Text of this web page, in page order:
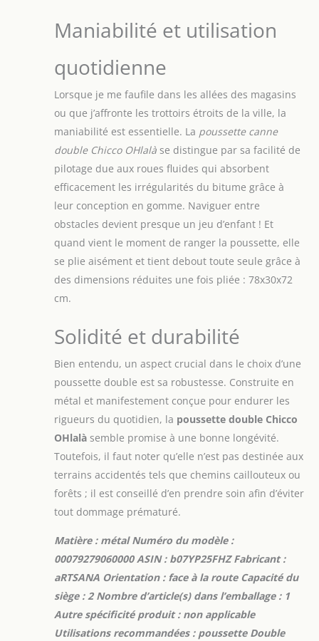
protection adéquate
compris contre les
rayons du soleil
protection UV / UPF
50+ GRAND
COMPARTIMENT DE
RANGEMENT : le
compartiment de
rangement unifié
offre encore plus de
confort aux parents
et peut également
être utilisé pour
ranger des objets
NAISSANCE À L'ÂGE
ADULTE : La
poussette Chicco
Ohlalà Twin est
les enfants de la
naissance jusqu'à
un poids maximal
de 18 kg (siège 15
kg + panier 3 kg)
Maniabilité et utilisation
quotidienne
Lorsque je me faufile dans les allées des magasins
ou que j’affronte les trottoirs étroits de la ville, la
maniabilité est essentielle. La poussette canne
double Chicco OHlalà se distingue par sa facilité de
pilotage due aux roues fluides qui absorbent
efficacement les irrégularités du bitume grâce à
leur conception en gomme. Naviguer entre
obstacles devient presque un jeu d’enfant ! Et
quand vient le moment de ranger la poussette, elle
se plie aisément et tient debout toute seule grâce à
des dimensions réduites une fois pliée : 78x30x72
cm.
Solidité et durabilité
Bien entendu, un aspect crucial dans le choix d’une
poussette double est sa robustesse. Construite en
métal et manifestement conçue pour endurer les
rigueurs du quotidien, la poussette double Chicco
OHlalà semble promise à une bonne longévité.
Toutefois, il faut noter qu’elle n’est pas destinée aux
terrains accidentés tels que chemins caillouteux ou
forêts ; il est conseillé d’en prendre soin afin d’éviter
tout dommage prématuré.
Matière : métal Numéro du modèle :
00079279060000 ASIN : b07YP25FHZ Fabricant :
aRTSANA Orientation : face à la route Capacité du
siège : 2 Nombre d’article(s) dans l’emballage : 1
Autre spécificité produit : non applicable
Utilisations recommandées : poussette Double